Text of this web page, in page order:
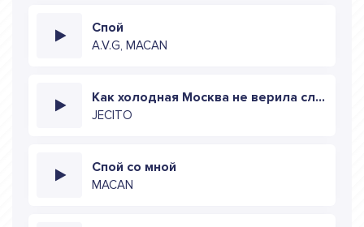
Спой
A.V.G, MACAN
Как холодная Москва не верила слезам
JECITO
Спой со мной
MACAN